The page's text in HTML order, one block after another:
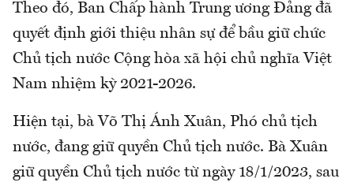
Theo đó, Ban Chấp hành Trung ương Đảng đã
quyết định giới thiệu nhân sự để bầu giữ chức
Chủ tịch nước Cộng hòa xã hội chủ nghĩa Việt
Nam nhiệm kỳ 2021-2026.
Hiện tại, bà Võ Thị Ánh Xuân, Phó chủ tịch
nước, đang giữ quyền Chủ tịch nước. Bà Xuân
giữ quyền Chủ tịch nước từ ngày 18/1/2023, sau